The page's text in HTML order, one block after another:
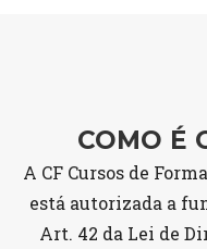
COMO É
A CF Cursos de
está autorizada a
Art. 42 da Lei de